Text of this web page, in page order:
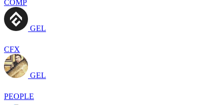
COMP
GEL
CFX
GEL
PEOPLE